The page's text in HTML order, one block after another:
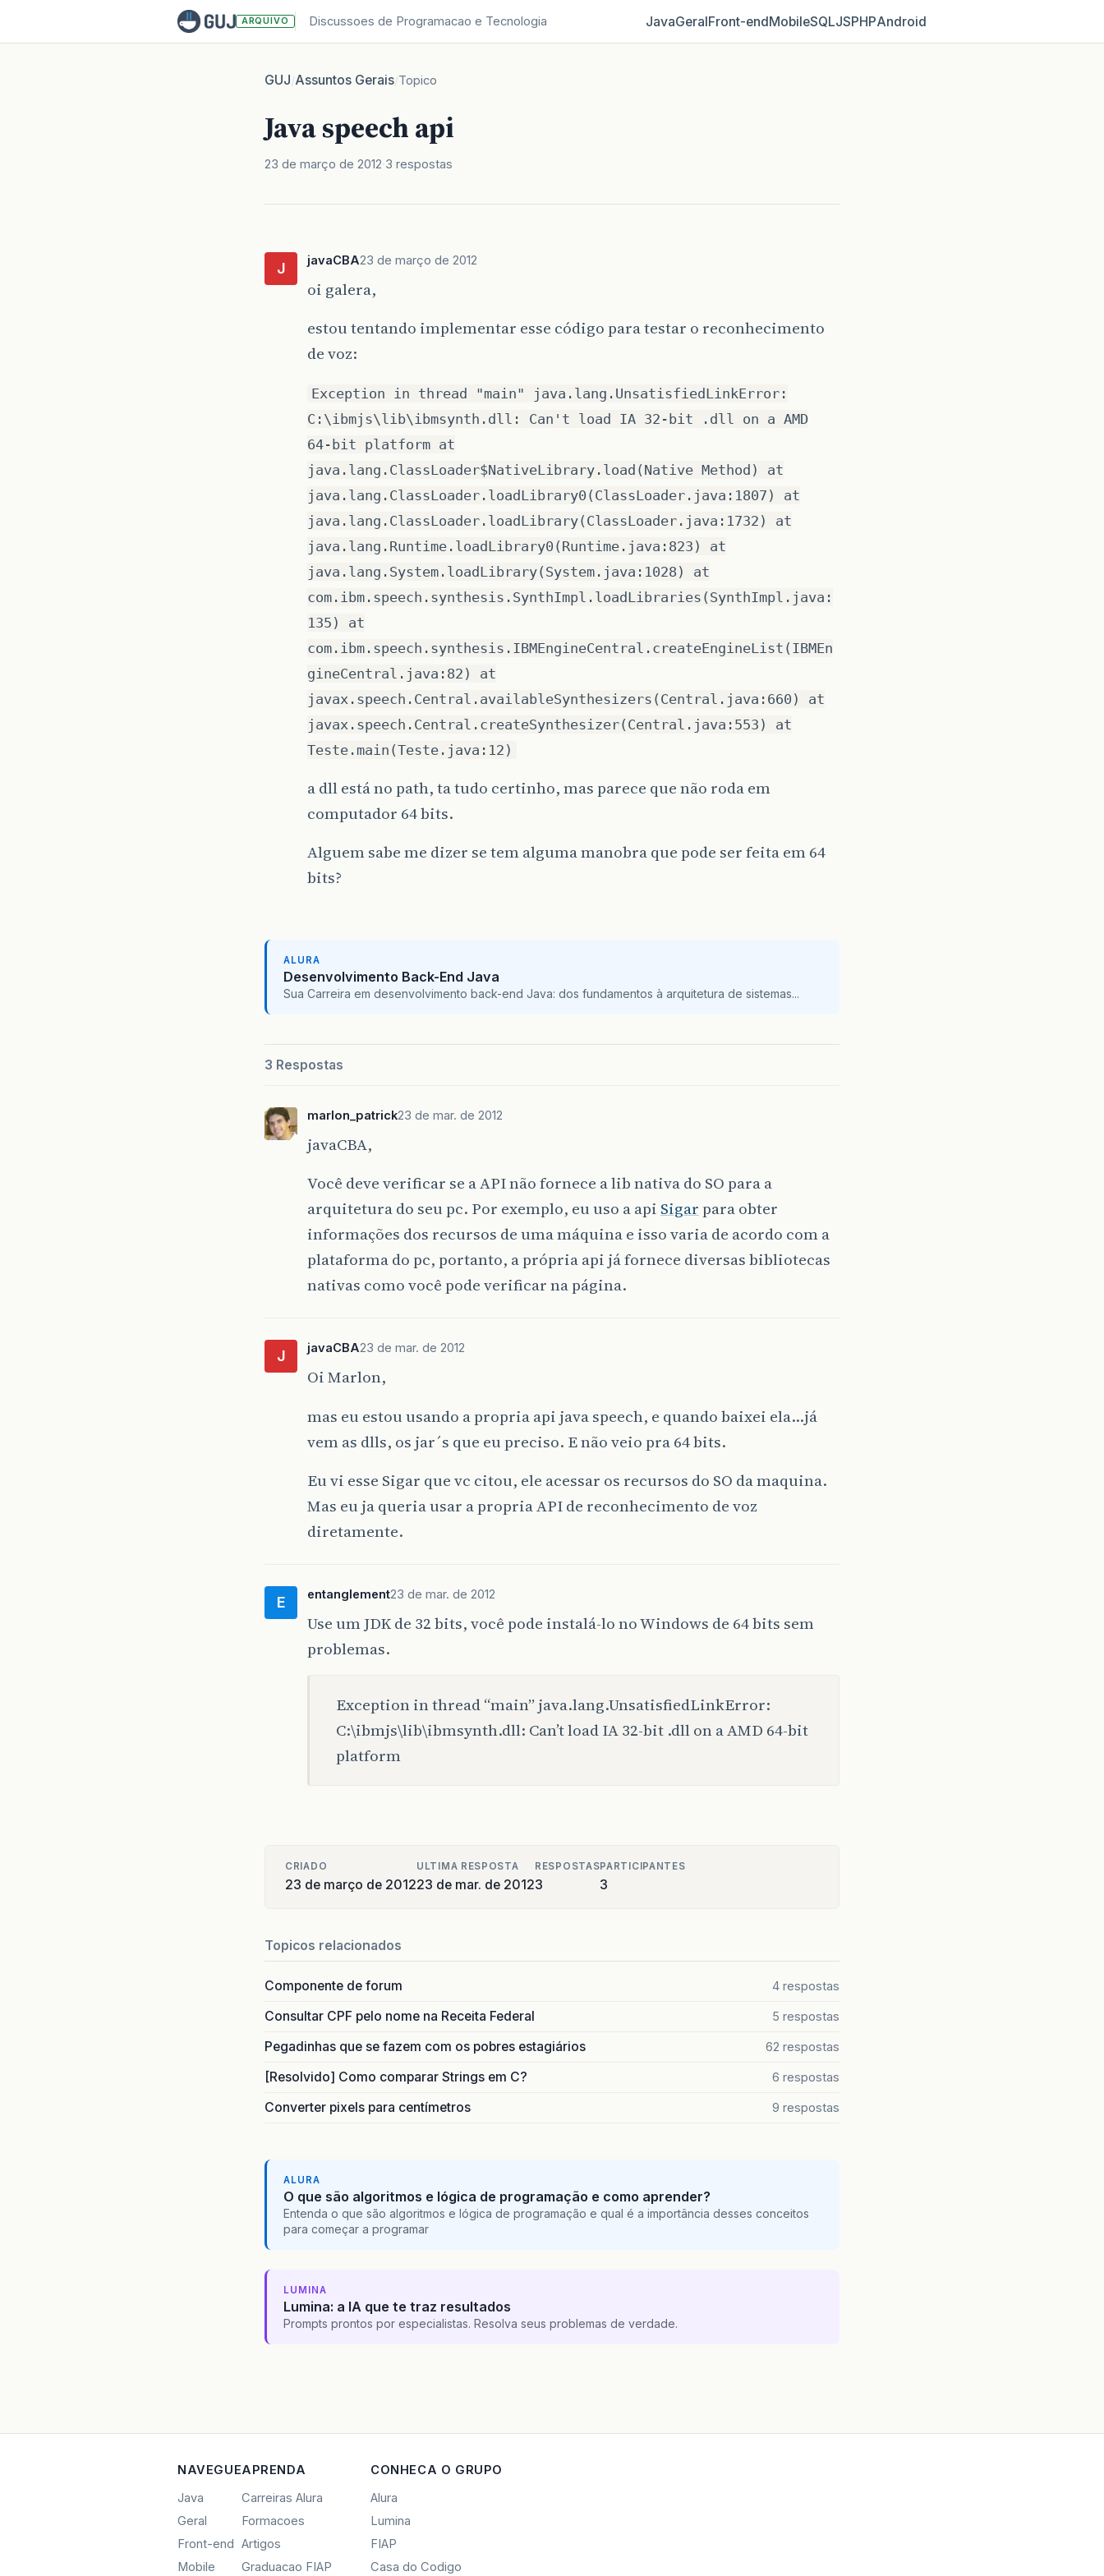
ARQUIVO Discussoes de Programacao e Tecnologia JavaGeralFront‑endMobileSQLJSPHPAndroid
GUJ/Assuntos Gerais/Topico
Java speech api
23 de março de 2012 3 respostas
J javaCBA23 de março de 2012
oi galera,
estou tentando implementar esse código para testar o reconhecimento
de voz:
Exception in thread "main" java.lang.UnsatisfiedLinkError:
C:\ibmjs\lib\ibmsynth.dll: Can't load IA 32-bit .dll on a AMD
64-bit platform at
java.lang.ClassLoader$NativeLibrary.load(Native Method) at
java.lang.ClassLoader.loadLibrary0(ClassLoader.java:1807) at
java.lang.ClassLoader.loadLibrary(ClassLoader.java:1732) at
java.lang.Runtime.loadLibrary0(Runtime.java:823) at
java.lang.System.loadLibrary(System.java:1028) at
com.ibm.speech.synthesis.SynthImpl.loadLibraries(SynthImpl.java:
135) at
com.ibm.speech.synthesis.IBMEngineCentral.createEngineList(IBMEn
gineCentral.java:82) at
javax.speech.Central.availableSynthesizers(Central.java:660) at
javax.speech.Central.createSynthesizer(Central.java:553) at
Teste.main(Teste.java:12)
a dll está no path, ta tudo certinho, mas parece que não roda em
computador 64 bits.
Alguem sabe me dizer se tem alguma manobra que pode ser feita em 64
bits?
ALURA
Desenvolvimento Back-End Java
Sua Carreira em desenvolvimento back-end Java: dos fundamentos à arquitetura de sistemas...
3 Respostas
marlon_patrick23 de mar. de 2012
javaCBA,
Você deve verificar se a API não fornece a lib nativa do SO para a
arquitetura do seu pc. Por exemplo, eu uso a api Sigar para obter
informações dos recursos de uma máquina e isso varia de acordo com a
plataforma do pc, portanto, a própria api já fornece diversas bibliotecas
nativas como você pode verificar na página.
J javaCBA23 de mar. de 2012
Oi Marlon,
mas eu estou usando a propria api java speech, e quando baixei ela…já
vem as dlls, os jar´s que eu preciso. E não veio pra 64 bits.
Eu vi esse Sigar que vc citou, ele acessar os recursos do SO da maquina.
Mas eu ja queria usar a propria API de reconhecimento de voz
diretamente.
E entanglement23 de mar. de 2012
Use um JDK de 32 bits, você pode instalá-lo no Windows de 64 bits sem
problemas.
Exception in thread “main” java.lang.UnsatisfiedLinkError:
C:\ibmjs\lib\ibmsynth.dll: Can’t load IA 32-bit .dll on a AMD 64-bit
platform
CRIADO
23 de março de 2012
ULTIMA RESPOSTA
23 de mar. de 2012
RESPOSTAS
3
PARTICIPANTES
3
Topicos relacionados
Componente de forum 4 respostas
Consultar CPF pelo nome na Receita Federal 5 respostas
Pegadinhas que se fazem com os pobres estagiários 62 respostas
[Resolvido] Como comparar Strings em C? 6 respostas
Converter pixels para centímetros 9 respostas
ALURA
O que são algoritmos e lógica de programação e como aprender?
Entenda o que são algoritmos e lógica de programação e qual é a importância desses conceitos
para começar a programar
LUMINA
Lumina: a IA que te traz resultados
Prompts prontos por especialistas. Resolva seus problemas de verdade.
NAVEGUE
Java
Geral
Front-end
Mobile
APRENDA
Carreiras Alura
Formacoes
Artigos
Graduacao FIAP
CONHECA O GRUPO
Alura
Lumina
FIAP
Casa do Codigo